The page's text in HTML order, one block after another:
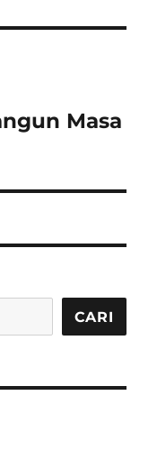
Masa
CARI